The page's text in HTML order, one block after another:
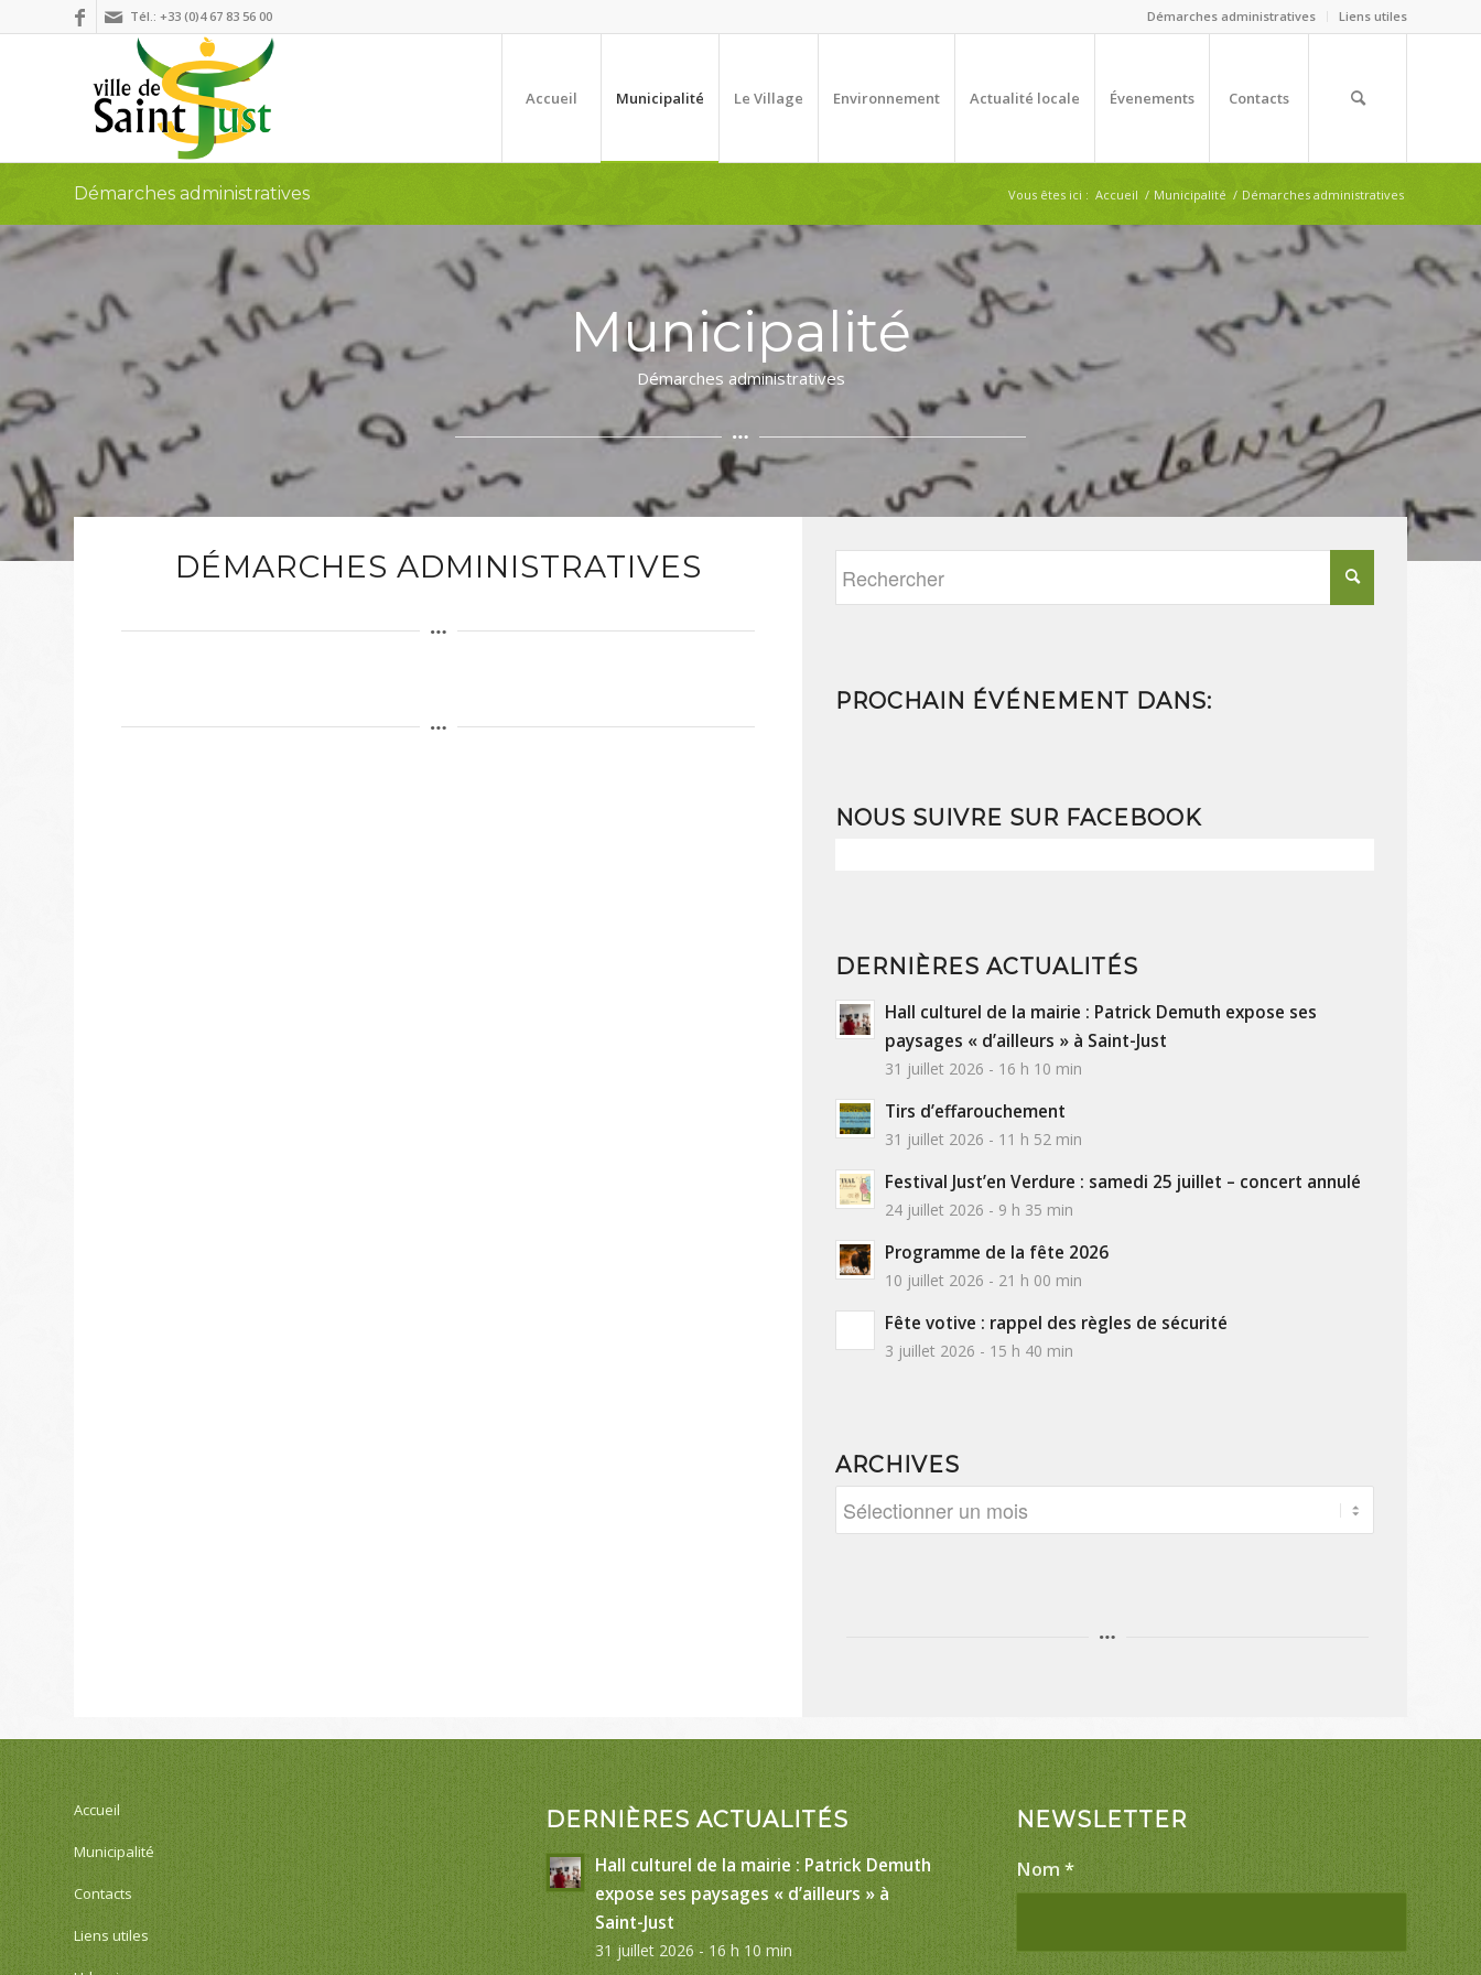
Démarches administratives Liens utiles
Tél.: +33 (0)4 67 83 56 00
Accueil Municipalité Le Village Environnement Actualité locale Évenements Contacts
Démarches administratives Vous êtes ici : Accueil / Municipalité / Démarches administratives
Municipalité
Démarches administratives
DÉMARCHES ADMINISTRATIVES
PROCHAIN ÉVÉNEMENT DANS:
NOUS SUIVRE SUR FACEBOOK
DERNIÈRES ACTUALITÉS
Hall culturel de la mairie : Patrick Demuth expose ses
paysages « d’ailleurs » à Saint-Just
31 juillet 2026 - 16 h 10 min
Tirs d’effarouchement
31 juillet 2026 - 11 h 52 min
Festival Just’en Verdure : samedi 25 juillet – concert annulé
24 juillet 2026 - 9 h 35 min
Programme de la fête 2026
10 juillet 2026 - 21 h 00 min
Fête votive : rappel des règles de sécurité
3 juillet 2026 - 15 h 40 min
ARCHIVES
Accueil
Municipalité
Contacts
Liens utiles
DERNIÈRES ACTUALITÉS
Hall culturel de la mairie : Patrick Demuth
expose ses paysages « d’ailleurs » à
Saint-Just
31 juillet 2026 - 16 h 10 min
NEWSLETTER
Nom*